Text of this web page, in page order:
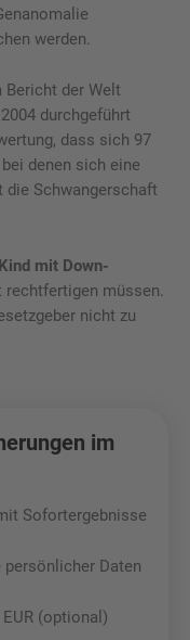
werden.
Bericht der Welt
durchgeführt
dass sich 97
denen sich eine
die Schwangerschaft
mit Down-
rechtfertigen müssen.
nicht zu
im
Sofortergebnisse
persönlicher Daten
(optional)